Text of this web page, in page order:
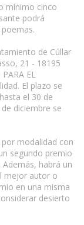
mínimo cinco
podrá
de Cúllar
21 - 18195
EL
El plazo se
el 30 de
diciembre se
modalidad con
segundo premio
habrá un
mejor autor o
en una misma
desierto